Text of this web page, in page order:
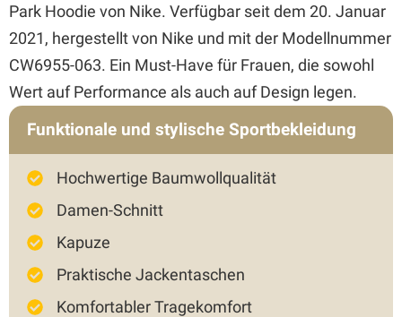
Park Hoodie von Nike. Verfügbar seit dem 20. Januar
2021, hergestellt von Nike und mit der Modellnummer
CW6955-063. Ein Must-Have für Frauen, die sowohl
Wert auf Performance als auch auf Design legen.
Funktionale und stylische Sportbekleidung
Hochwertige Baumwollqualität
Damen-Schnitt
Kapuze
Praktische Jackentaschen
Komfortabler Tragekomfort